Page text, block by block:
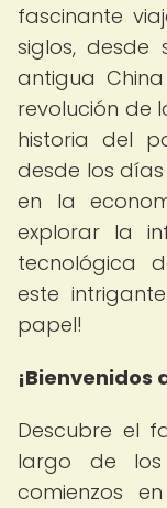
fascinante
siglos, desde
antigua
revolución de
historia del
desde los
en la
explorar la
tecnológica
este
papel!
¡Bienvenidos
Descubre el
largo de los
comienzos